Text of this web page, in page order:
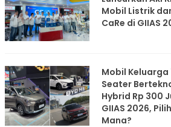
Mobil Listrik
CaRe di GIIAS
Mobil Keluarga
Seater
Hybrid Rp 300
GIIAS 2026,
Mana?